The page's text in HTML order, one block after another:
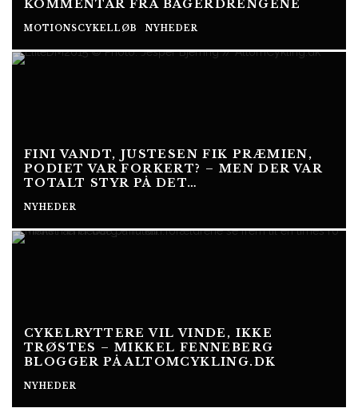
KOMMENTAR FRA BAGERDRENGENE
MOTIONSCYKELLØB NYHEDER
FINI VANDT, JUSTESEN FIK PRÆMIEN,
PODIET VAR FORKERT? – MEN DER VAR
TOTALT STYR PÅ DET…
NYHEDER
CYKELRYTTERE VIL VINDE, IKKE
TRØSTES – MIKKEL FENNEBERG
BLOGGER PÅ ALTOMCYKLING.DK
NYHEDER